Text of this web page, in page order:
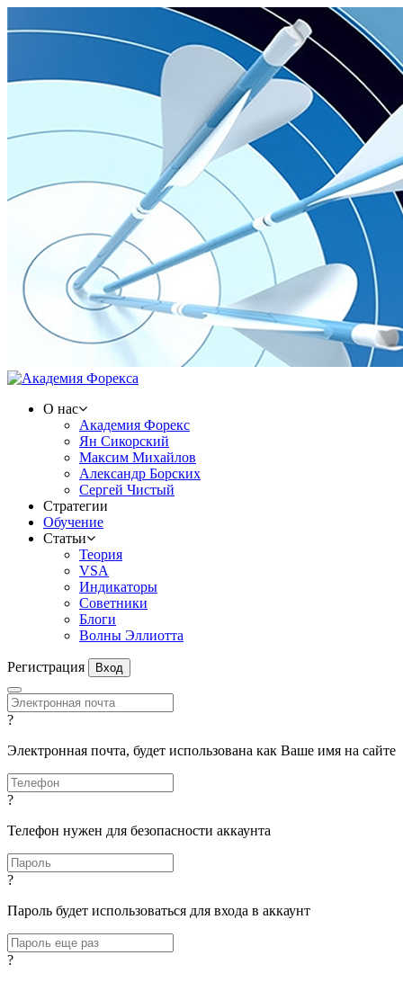
О нас
Академия Форекс
Ян Сикорский
Максим Михайлов
Александр Борских
Сергей Чистый
Стратегии
Обучение
Статьи
Теория
VSA
Индикаторы
Советники
Блоги
Волны Эллиотта
Регистрация Вход
?
Электронная почта, будет использована как Ваше имя на сайте
?
Телефон нужен для безопасности аккаунта
?
Пароль будет использоваться для входа в аккаунт
?